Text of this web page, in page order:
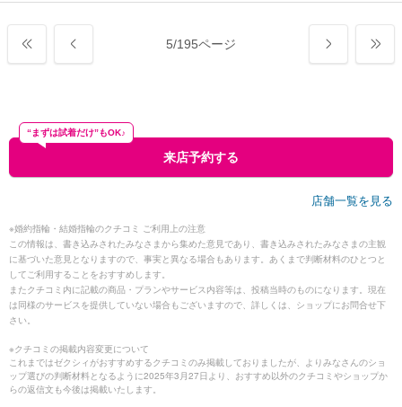
5/195ページ
来店予約する
“まずは試着だけ”もOK♪
店舗一覧を見る
※婚約指輪・結婚指輪のクチコミ ご利用上の注意
この情報は、書き込みされたみなさまから集めた意見であり、書き込みされたみなさまの主観
に基づいた意見となりますので、事実と異なる場合もあります。あくまで判断材料のひとつと
してご利用することをおすすめします。
またクチコミ内に記載の商品・プランやサービス内容等は、投稿当時のものになります。現在
は同様のサービスを提供していない場合もございますので、詳しくは、ショップにお問合せ下
さい。
※クチコミの掲載内容変更について
これまではゼクシィがおすすめするクチコミのみ掲載しておりましたが、よりみなさんのショ
ップ選びの判断材料となるように2025年3月27日より、おすすめ以外のクチコミやショップか
らの返信文も今後は掲載いたします。